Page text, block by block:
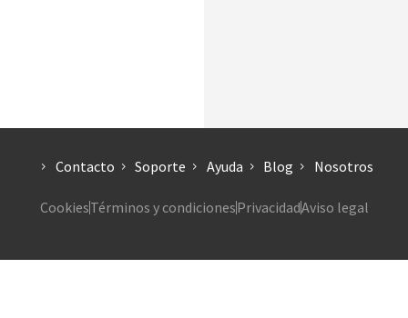
Contacto Soporte Ayuda Blog Nosotros
CookiesTérminos y condicionesPrivacidadAviso legal